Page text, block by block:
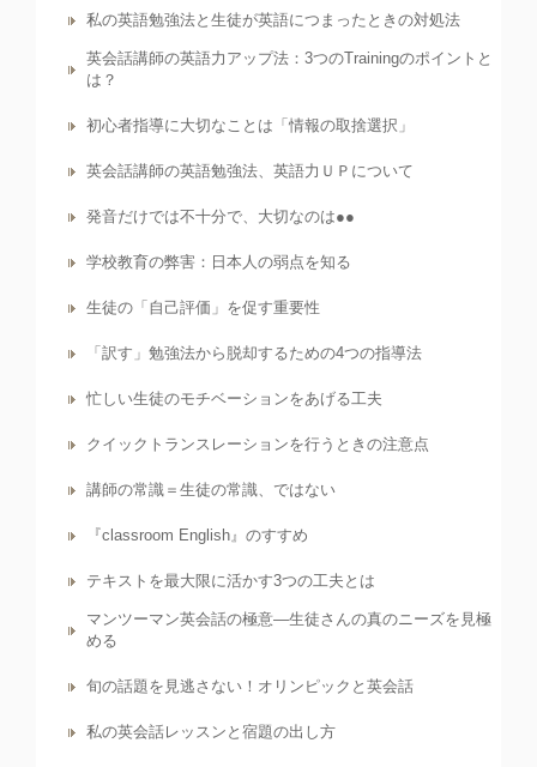
私の英語勉強法と生徒が英語につまったときの対処法
英会話講師の英語力アップ法：3つのTrainingのポイントと
は？
初心者指導に大切なことは「情報の取捨選択」
英会話講師の英語勉強法、英語力ＵＰについて
発音だけでは不十分で、大切なのは●●
学校教育の弊害：日本人の弱点を知る
生徒の「自己評価」を促す重要性
「訳す」勉強法から脱却するための4つの指導法
忙しい生徒のモチベーションをあげる工夫
クイックトランスレーションを行うときの注意点
講師の常識＝生徒の常識、ではない
『classroom English』のすすめ
テキストを最大限に活かす3つの工夫とは
マンツーマン英会話の極意―生徒さんの真のニーズを見極
める
旬の話題を見逃さない！オリンピックと英会話
私の英会話レッスンと宿題の出し方